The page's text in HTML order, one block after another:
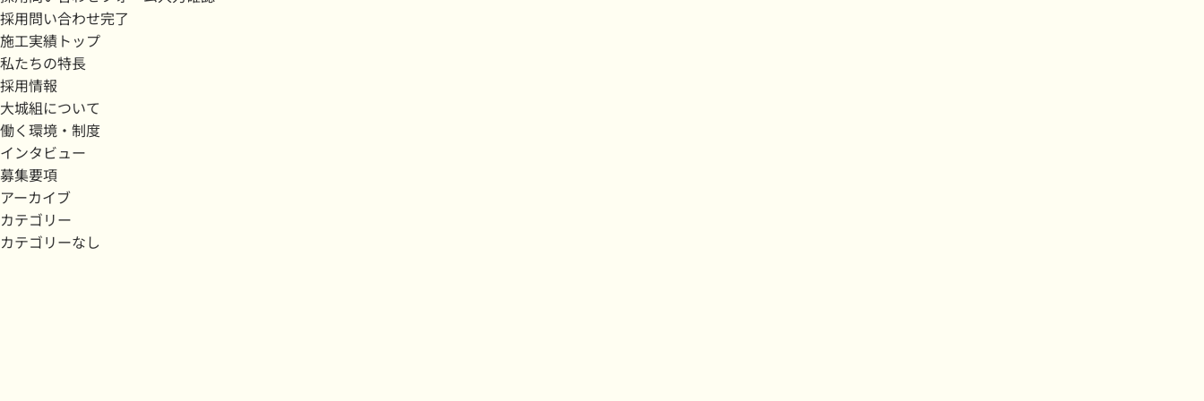
採用問い合わせ完了
施工実績トップ
私たちの特長
採用情報
大城組について
働く環境・制度
インタビュー
募集要項
アーカイブ
カテゴリー
カテゴリーなし